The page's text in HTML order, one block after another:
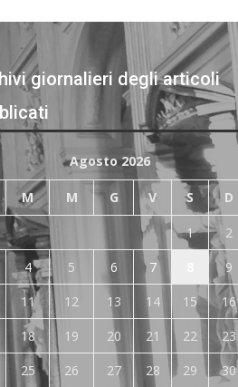
giornalieri degli articoli
Agosto 2026
M M G V S D
1
2
4 5 6 7
9
11 12 13 14 15
16
18 19 20 21 22
23
25 26 27 28 29 30